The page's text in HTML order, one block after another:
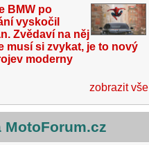
BMW po
vyskočil
Zvědaví na něj
musí si zvykat, je to nový
moderny
zobrazit vše
MotoForum.cz